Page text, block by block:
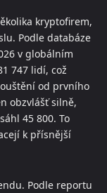
kryptofirem,
Podle databáze
v globálním
747 lidí, což
od prvního
obzvlášť silně,
45 800. To
k přísnější
Podle reportu